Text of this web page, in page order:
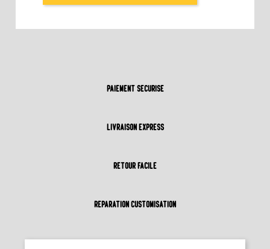
Paiement sécurisé
Livraison express
Retour Facile
Réparation customisation